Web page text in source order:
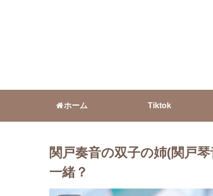
ホーム Tiktok
関戸奏音の双子の姉(関戸
一緒？